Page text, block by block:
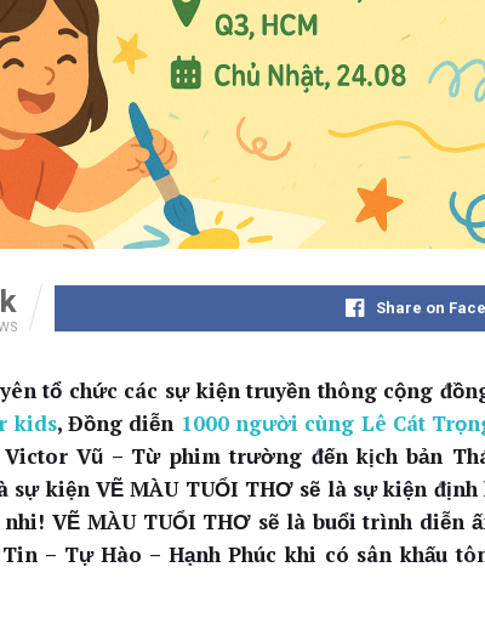
Share on
tổ chức các sự kiện truyền thông cộng
kids, Đồng diễn 1000 người cùng Lê Cát
Vũ – Từ phim trường đến kịch bản
sự kiện VẼ MÀU TUỔI THƠ sẽ là sự kiện
VẼ MÀU TUỔI THƠ sẽ là buổi trình diễn
– Tự Hào – Hạnh Phúc khi có sân khấu